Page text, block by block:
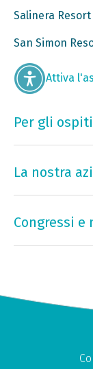
Salinera
San Simon
Attiva
Per gli ospiti
La nostra
Congressi e